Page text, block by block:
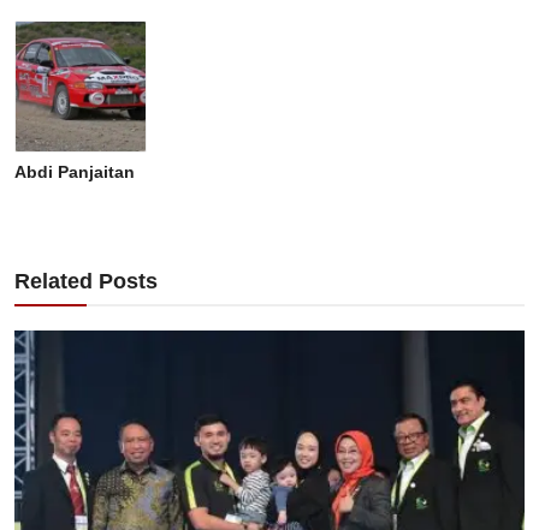
Abdi Panjaitan
Related Posts